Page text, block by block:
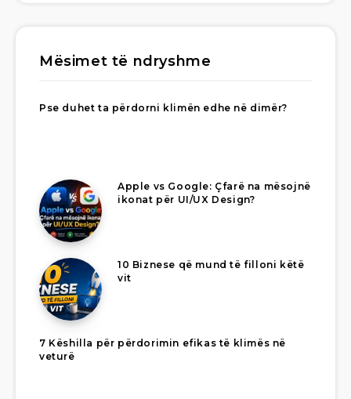
Mësimet të ndryshme
Pse duhet ta përdorni klimën edhe në dimër?
Apple vs Google: Çfarë na mësojnë
ikonat për UI/UX Design?
10 Biznese që mund të filloni këtë
vit
7 Këshilla për përdorimin efikas të klimës në
veturë